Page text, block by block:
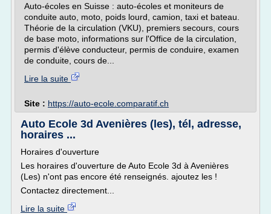
Auto-écoles en Suisse : auto-écoles et moniteurs de
conduite auto, moto, poids lourd, camion, taxi et bateau.
Théorie de la circulation (VKU), premiers secours, cours
de base moto, informations sur l'Office de la circulation,
permis d'élève conducteur, permis de conduire, examen
de conduite, cours de...
Lire la suite
Site : https://auto-ecole.comparatif.ch
Auto Ecole 3d Avenières (les), tél, adresse,
horaires ...
Horaires d'ouverture
Les horaires d'ouverture de Auto Ecole 3d à Avenières
(Les) n'ont pas encore été renseignés. ajoutez les !
Contactez directement...
Lire la suite